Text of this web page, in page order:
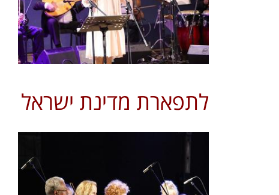
לתפארת מדינת ישראל